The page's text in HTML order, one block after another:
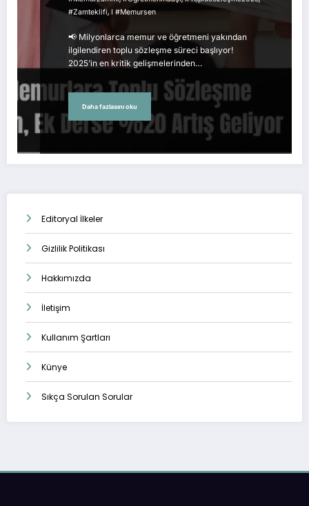
#zamteklifi, I #memursen
📢 Milyonlarca memur ve öğretmeni yakından
ilgilendiren toplu sözleşme süreci başlıyor!
2025’in en kritik gelişmelerinden…
Daha fazlasını oku
Editoryal İlkeler
Gizlilik Politikası
Hakkımızda
İletişim
Kullanım Şartları
Künye
Sıkça Sorulan Sorular